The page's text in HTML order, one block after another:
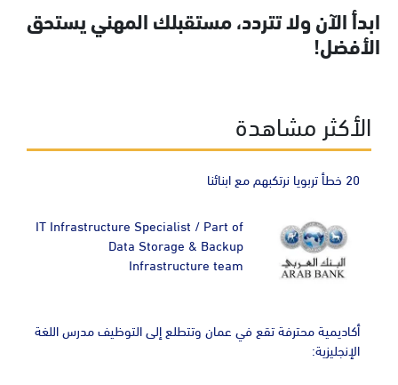
ابدأ الآن ولا تتردد، مستقبلك المهني يستحق
الأفضل!
الأكثر مشاهدة
20 خطأ تربويا نرتكبهم مع ابنائنا
IT Infrastructure Specialist / Part of
Data Storage & Backup
Infrastructure team
أكاديمية محترفة تقع في عمان وتتطلع إلى التوظيف مدرس اللغة
الإنجليزية: